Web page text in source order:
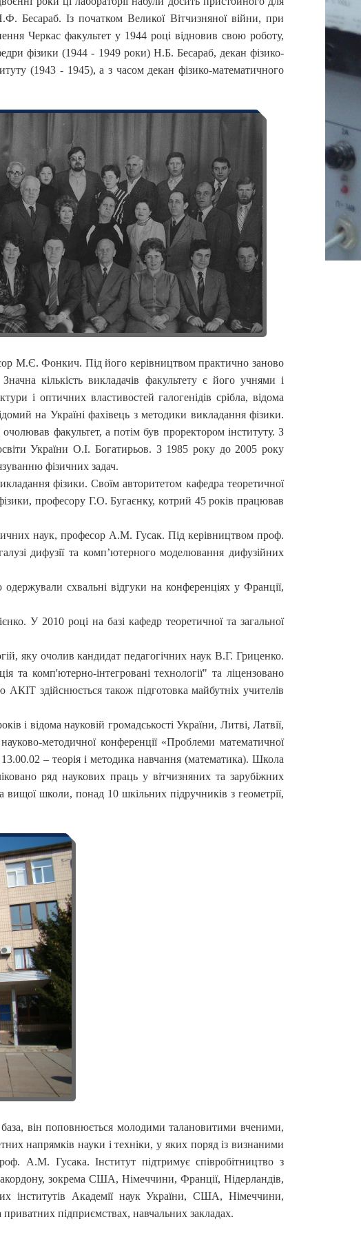
Бесараб. Із початком Великої Вітчизняної війни, при
Черкас факультет у 1944 році відновив свою роботу,
фізики (1944 - 1949 роки) Н.Б. Бесараб, декан фізико-
(1943 - 1945), а з часом декан фізико-математичного
М.Є. Фонкич. Під його керівництвом практично заново
кількість викладачів факультету є його учнями і
і оптичних властивостей галогенідів срібла, відома
на Україні фахівець з методики викладання фізики.
факультет, а потім був проректором інституту. З
України О.І. Богатирьов. З 1985 року до 2005 року
фізичних задач.
фізики. Своїм авторитетом кафедра теоретичної
професору Г.О. Бугаєнку, котрий 45 років працював
наук, професор А.М. Гусак. Під керівництвом проф.
дифузії та комп’ютерного моделювання дифузійних
схвальні відгуки на конференціях у Франції,
У 2010 році на базі кафедр теоретичної та загальної
яку очолив кандидат педагогічних наук В.Г. Гриценко.
та комп'ютерно-інтегровані технології" та ліцензовано
здійснюється також підготовка майбутніх учителів
і відома науковій громадськості України, Литві, Латвії,
методичної конференції «Проблеми математичної
– теорія і методика навчання (математика). Школа
ряд наукових праць у вітчизняних та зарубіжних
вищої школи, понад 10 шкільних підручників з геометрії,
він поповнюється молодими талановитими вченими,
напрямків науки і техніки, у яких поряд із визнаними
А.М. Гусака. Інститут підтримує співробітництво з
зокрема США, Німеччини, Франції, Нідерландів,
інститутів Академії наук України, США, Німеччини,
підприємствах, навчальних закладах.